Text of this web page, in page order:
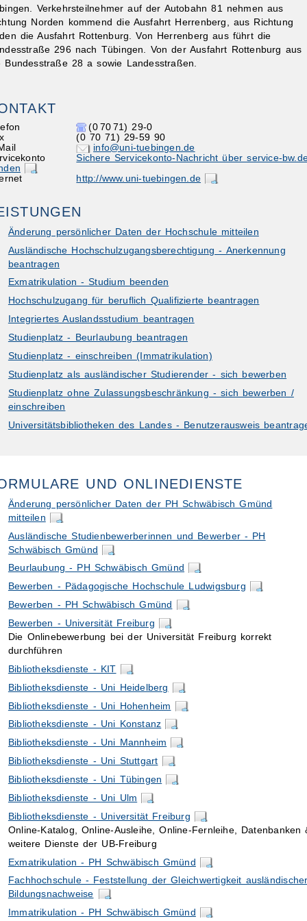
Verkehrsteilnehmer auf der Autobahn 81 nehmen aus
Norden kommend die Ausfahrt Herrenberg, aus Richtung
die Ausfahrt Rottenburg. Von Herrenberg aus führt die
296 nach Tübingen. Von der Ausfahrt Rottenburg aus
Bundesstraße 28 a sowie Landesstraßen.
(0 70 71) 29-0
(0 70 71) 29-59 90
info@uni-tuebingen.de
Sichere Servicekonto-Nachricht über service-
http://www.uni-tuebingen.de
Änderung persönlicher Daten der Hochschule mitteilen
Ausländische Hochschulzugangsberechtigung - Anerkennung
beantragen
Exmatrikulation - Studium beenden
Hochschulzugang für beruflich Qualifizierte beantragen
Integriertes Auslandsstudium beantragen
Studienplatz - Beurlaubung beantragen
Studienplatz - einschreiben (Immatrikulation)
Studienplatz als ausländischer Studierender - sich bewerben
Studienplatz ohne Zulassungsbeschränkung - sich bewerben /
einschreiben
Universitätsbibliotheken des Landes - Benutzerausweis
UND ONLINEDIENSTE
Änderung persönlicher Daten der PH Schwäbisch Gmünd
mitteilen
Ausländische Studienbewerberinnen und Bewerber - PH
Schwäbisch Gmünd
Beurlaubung - PH Schwäbisch Gmünd
Bewerben - Pädagogische Hochschule Ludwigsburg
Bewerben - PH Schwäbisch Gmünd
Bewerben - Universität Freiburg
Die Onlinebewerbung bei der Universität Freiburg korrekt
durchführen
Bibliotheksdienste - KIT
Bibliotheksdienste - Uni Heidelberg
Bibliotheksdienste - Uni Hohenheim
Bibliotheksdienste - Uni Konstanz
Bibliotheksdienste - Uni Mannheim
Bibliotheksdienste - Uni Stuttgart
Bibliotheksdienste - Uni Tübingen
Bibliotheksdienste - Uni Ulm
Bibliotheksdienste - Universität Freiburg
Online-Katalog, Online-Ausleihe, Online-Fernleihe, Datenbanken
weitere Dienste der UB-Freiburg
Exmatrikulation - PH Schwäbisch Gmünd
Fachhochschule - Feststellung der Gleichwertigkeit
Bildungsnachweise
Immatrikulation - PH Schwäbisch Gmünd